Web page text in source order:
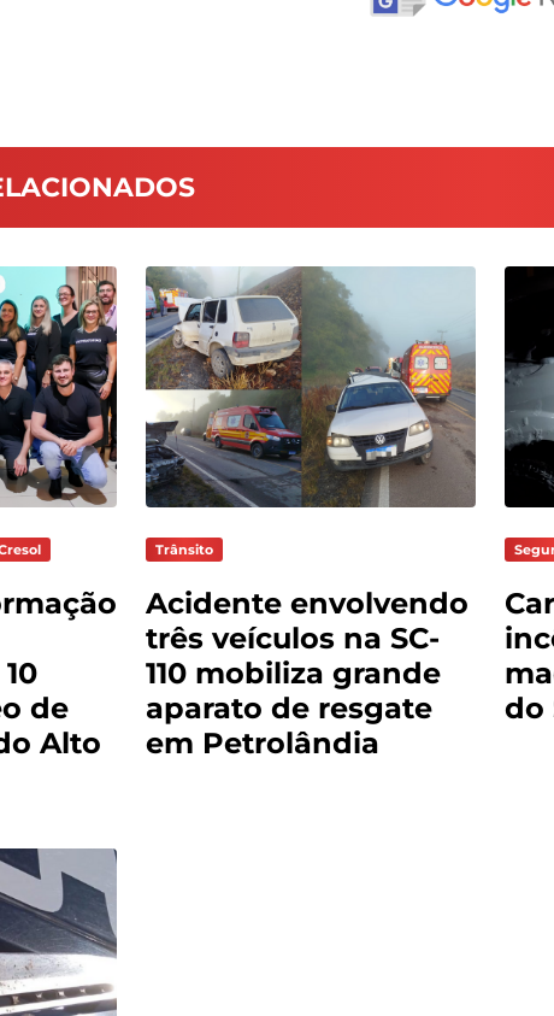
de
Alto
Trânsito
Acidente envolvendo
três veículos na SC-
110 mobiliza grande
aparato de resgate
em Petrolândia
do